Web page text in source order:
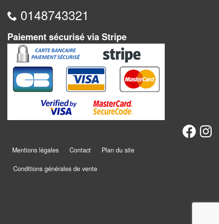
Pour
les
enfants
Pour
la
famille
les
Pour
les
0148743321
Paiement sécurisé via Stripe
Mentions légales Contact Plan du site
Conditions générales de vente